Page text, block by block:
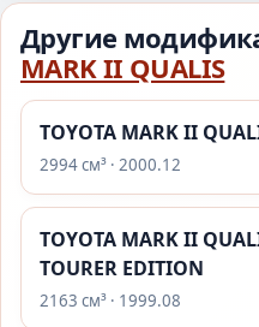
Другие
MARK II QUALIS
TOYOTA MARK II
2994 см³ · 2000.12
TOYOTA MARK II
TOURER EDITION
2163 см³ · 1999.08